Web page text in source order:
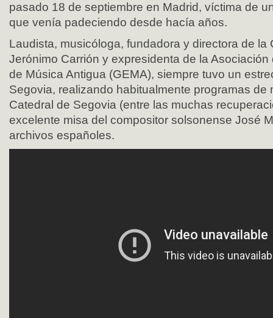
pasado 18 de septiembre en Madrid, víctima de
que venía padeciendo desde hacía años.
Laudista, musicóloga, fundadora y directora de la
Jerónimo Carrión y expresidenta de la
de Música Antigua (GEMA), siempre tuvo un
Segovia, realizando habitualmente programas de
Catedral de Segovia (entre las muchas
excelente misa del compositor solsonense José
archivos españoles.